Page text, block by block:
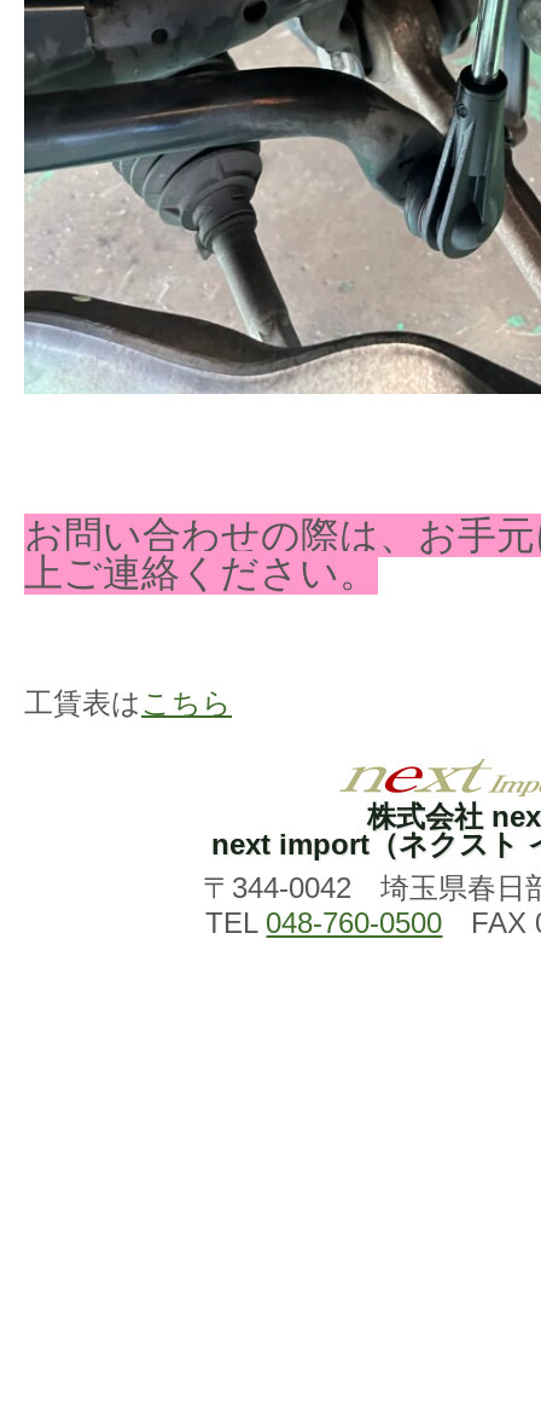
お問い合わせの際は、お手
上ご連絡ください。
工賃表は こちら
株式会社
next import（ネクスト
〒344-0042 埼玉県春日
TEL 048-760-0500 FAX